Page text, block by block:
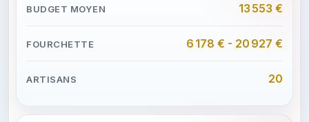
13 553 €
6 178 € - 20 927 €
20